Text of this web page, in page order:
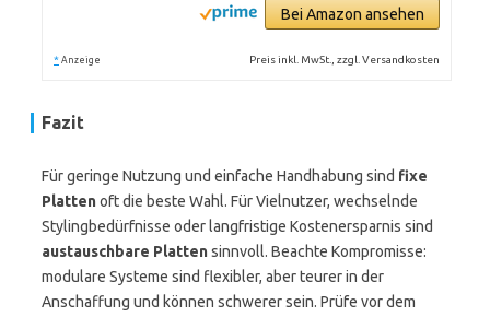
Bei Amazon ansehen
* Anzeige Preis inkl. MwSt., zzgl. Versandkosten
Fazit
Für geringe Nutzung und einfache Handhabung sind fixe
Plattenoft die beste Wahl. Für Vielnutzer, wechselnde
Stylingbedürfnisse oder langfristige Kostenersparnis sind
austauschbare Plattensinnvoll. Beachte Kompromisse:
modulare Systeme sind flexibler, aber teurer in der
Anschaffung und können schwerer sein. Prüfe vor dem